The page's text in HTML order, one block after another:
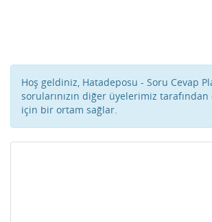
Hoş geldiniz, Hatadeposu - Soru Cevap
sorularınızın diğer üyelerimiz tarafından
için bir ortam sağlar.